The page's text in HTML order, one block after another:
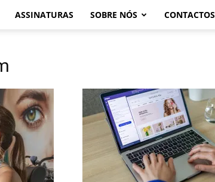
ASSINATURAS SOBRE NÓS CONTACTOS